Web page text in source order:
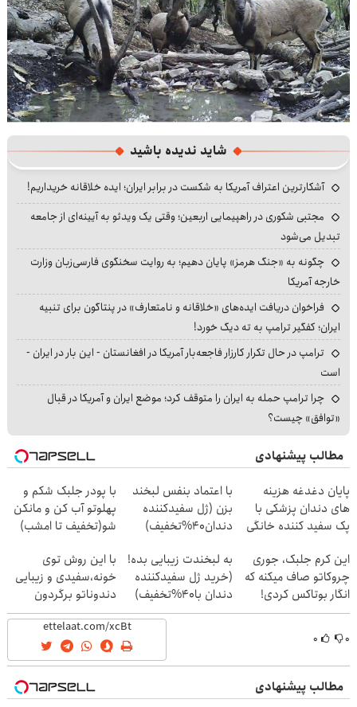
شاید ندیده باشید
آشکارترین اعتراف آمریکا به شکست در برابر ایران؛ ایده خلاقانه خریداریم!
مجتبی شکوری در راهپیمایی اربعین؛ وقتی یک ویدئو به آیینه‌ای از جامعه
تبدیل می‌شود
چگونه به «جنگ هرمز» پایان دهیم؛ به روایت سخنگوی فارسی‌زبان وزارت
خارجه آمریکا
فراخوان دریافت ایده‌های «خلاقانه و نامتعارف» در پنتاگون برای تنبیه
ایران؛ کفگیر ترامپ به ته دیگ خورد!
ترامپ در حال تکرار کارزار فاجعه‌بار آمریکا در افغانستان - این بار در ایران -
است
چرا ترامپ حمله به ایران را متوقف کرد؛ موضع ایران و آمریکا در قبال
«توافق» چیست؟
مطالب پیشنهادی
پایان دغدغه هزینه
های دندان پزشکی با
پک سفید کننده خانگی
با اعتماد بنفس لبخند
بزن (ژل سفیدکننده
دندان40%تخفیف)
با پودر جلبک شکم و
پهلوتو آب کن و مانکن
شو(تخفیف تا امشب)
این کرم جلبک، جوری
چروکاتو صاف میکنه که
انگار بوتاکس کردی!
(تخفیف ویژه)
به لبخندت زیبایی بده!
(خرید ژل سفیدکننده
دندان با40%تخفیف)
با این روش توی
خونه،سفیدی و زیبایی
دندوناتو برگردون
(40%off)
۰ ۰
مطالب پیشنهادی